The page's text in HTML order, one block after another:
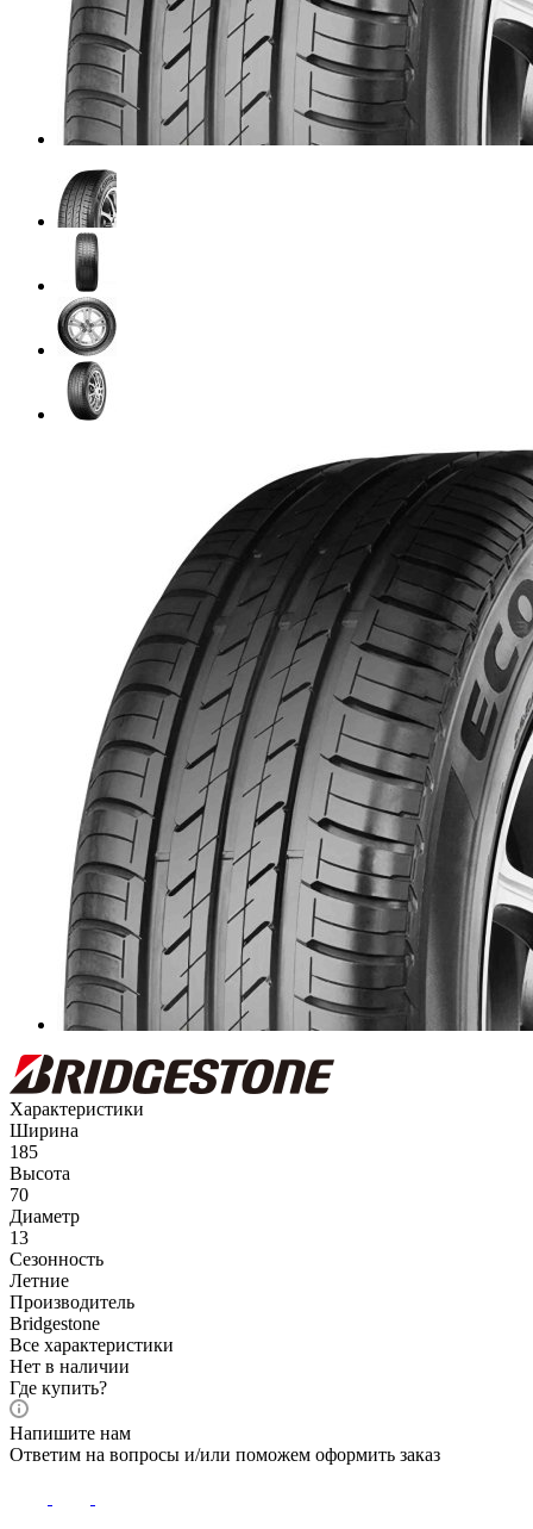
Характеристики
Ширина
185
Высота
70
Диаметр
13
Сезонность
Летние
Производитель
Bridgestone
Все характеристики
Нет в наличии
Где купить?
Напишите нам
Ответим на вопросы и/или поможем оформить заказ